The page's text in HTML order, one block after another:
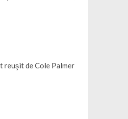
reuşit de Cole Palmer